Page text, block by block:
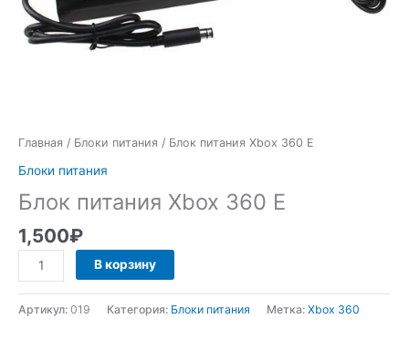
Главная / Блоки питания / Блок питания Xbox 360 Е
Блоки питания
Блок питания Xbox 360 Е
1,500₽
Количество
товара
Блок
питания
В корзину
Артикул: 019 Категория: Блоки питания Метка: Xbox 360